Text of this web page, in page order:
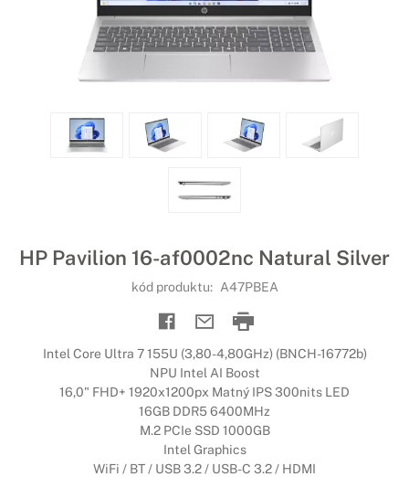
HP Pavilion 16-af0002nc Natural Silver
kód produktu: A47PBEA
Intel Core Ultra 7 155U (3,80-4,80GHz) (BNCH-16772b)
NPU Intel AI Boost
16,0" FHD+ 1920x1200px Matný IPS 300nits LED
16GB DDR5 6400MHz
M.2 PCIe SSD 1000GB
Intel Graphics
WiFi / BT / USB 3.2 / USB-C 3.2 / HDMI